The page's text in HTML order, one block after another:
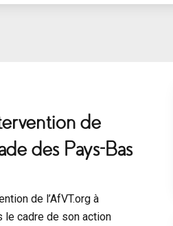
de
des Pays-Bas
de l’AfVT.org à
le cadre de son action